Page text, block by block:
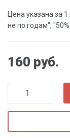
Цена указана за
не по годам",
160 руб.